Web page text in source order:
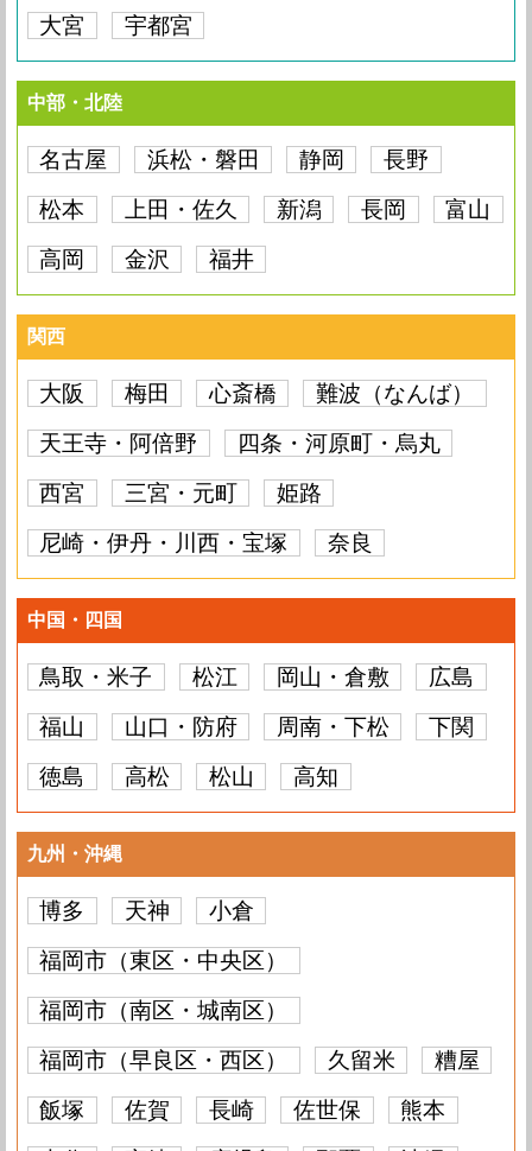
大宮
宇都宮
中部・北陸
名古屋 浜松・磐田 静岡
長野
松本
上田・佐久 新潟 長岡
富山
高岡
金沢 福井
関西
大阪 梅田 心斎橋
難波（なんば）
天王寺・阿倍野
四条・河原町・烏丸
西宮
三宮・元町
姫路
尼崎・伊丹・川西・宝塚
奈良
中国・四国
鳥取・米子 松江 岡山・倉敷
広島
福山
山口・防府 周南・下松
下関
徳島
高松 松山 高知
九州・沖縄
博多 天神
小倉
福岡市（東区・中央区）
福岡市（南区・城南区）
福岡市（早良区・西区）
久留米
糟屋
飯塚
佐賀 長崎 佐世保
熊本